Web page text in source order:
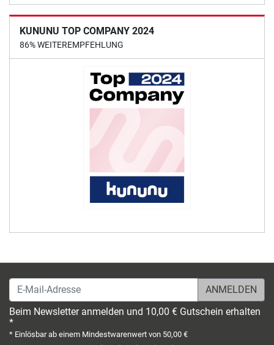
KUNUNU TOP COMPANY 2024
86% WEITEREMPFEHLUNG
E-Mail-Adresse
Beim Newsletter anmelden und 10,00 € Gutschein erhalten
*
* Einlösbar ab einem Mindestwarenwert von 50,00 €